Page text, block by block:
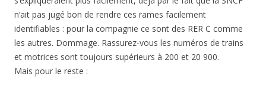
n’ait pas jugé bon de rendre ces rames facilement
identifiables : pour la compagnie ce sont des RER C comme
les autres. Dommage. Rassurez-vous les numéros de trains
et motrices sont toujours supérieurs à 200 et 20 900.
Mais pour le reste :